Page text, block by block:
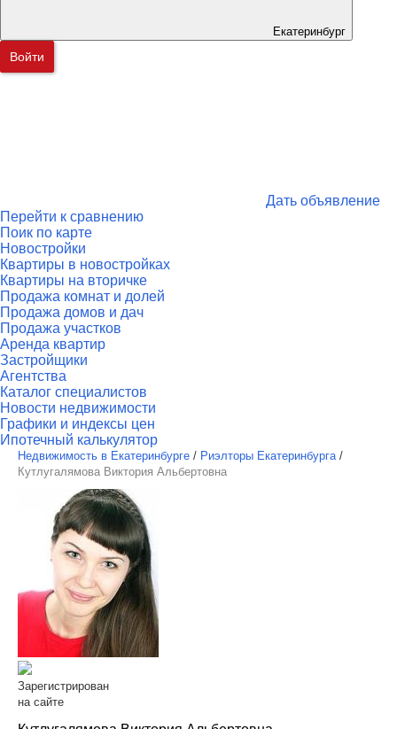
Екатеринбург
Войти
Дать объявление
Перейти к сравнению
Поик по карте
Новостройки
Квартиры в новостройках
Квартиры на вторичке
Продажа комнат и долей
Продажа домов и дач
Продажа участков
Аренда квартир
Застройщики
Агентства
Каталог специалистов
Новости недвижимости
Графики и индексы цен
Ипотечный калькулятор
Недвижимость в Екатеринбурге / Риэлторы Екатеринбурга /
Кутлугалямова Виктория Альбертовна
Зарегистрирован
на сайте